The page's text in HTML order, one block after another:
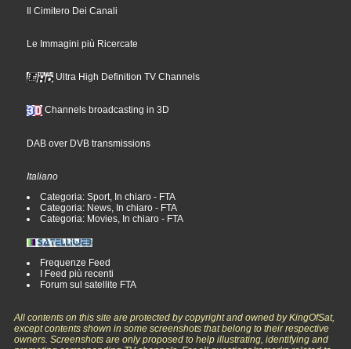
Il Cimitero Dei Canali
Le Immagini più Ricercate
Ultra High Definition TV Channels
Channels broadcasting in 3D
DAB over DVB transmissions
Italiano
Categoria: Sport, In chiaro - FTA
Categoria: News, In chiaro - FTA
Categoria: Movies, In chiaro - FTA
Frequenze Feed
I Feed più recenti
Forum sul satellite FTA
All contents on this site are protected by copyright and owned by KingOfSat,
except contents shown in some screenshots that belong to their respective
owners. Screenshots are only proposed to help illustrating, identifying and